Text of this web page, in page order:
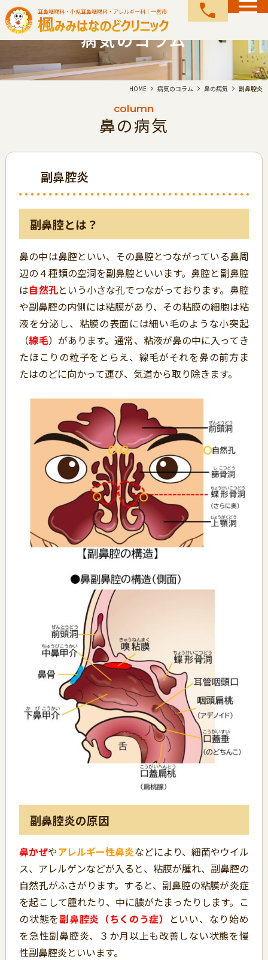
耳鼻咽喉科・小児耳鼻咽喉科・アレルギー科｜一宮市 call
病気のコラム
HOME 病気のコラム 鼻の病気 副鼻腔炎
column
鼻の病気
副鼻腔炎
副鼻腔とは？
鼻の中は鼻腔といい、その鼻腔とつながっている鼻周
辺の４種類の空洞を副鼻腔といいます。鼻腔と副鼻腔
は自然孔という小さな孔でつながっております。鼻腔
や副鼻腔の内側には粘膜があり、その粘膜の細胞は粘
液を分泌し、粘膜の表面には細い毛のような小突起
（線毛）があります。通常、粘液が鼻の中に入ってき
たほこりの粒子をとらえ、線毛がそれを鼻の前方ま
たはのどに向かって運び、気道から取り除きます。
副鼻腔炎の原因
鼻かぜやアレルギー性鼻炎などにより、細菌やウイル
ス、アレルゲンなどが入ると、粘膜が腫れ、副鼻腔の
自然孔がふさがります。すると、副鼻腔の粘膜が炎症
を起こして腫れたり、中に膿がたまったりします。こ
の状態を副鼻腔炎（ちくのう症）
といい、なり始め
を急性副鼻腔炎、３か月以上も改善しない状態を慢
性副鼻腔炎といいます。